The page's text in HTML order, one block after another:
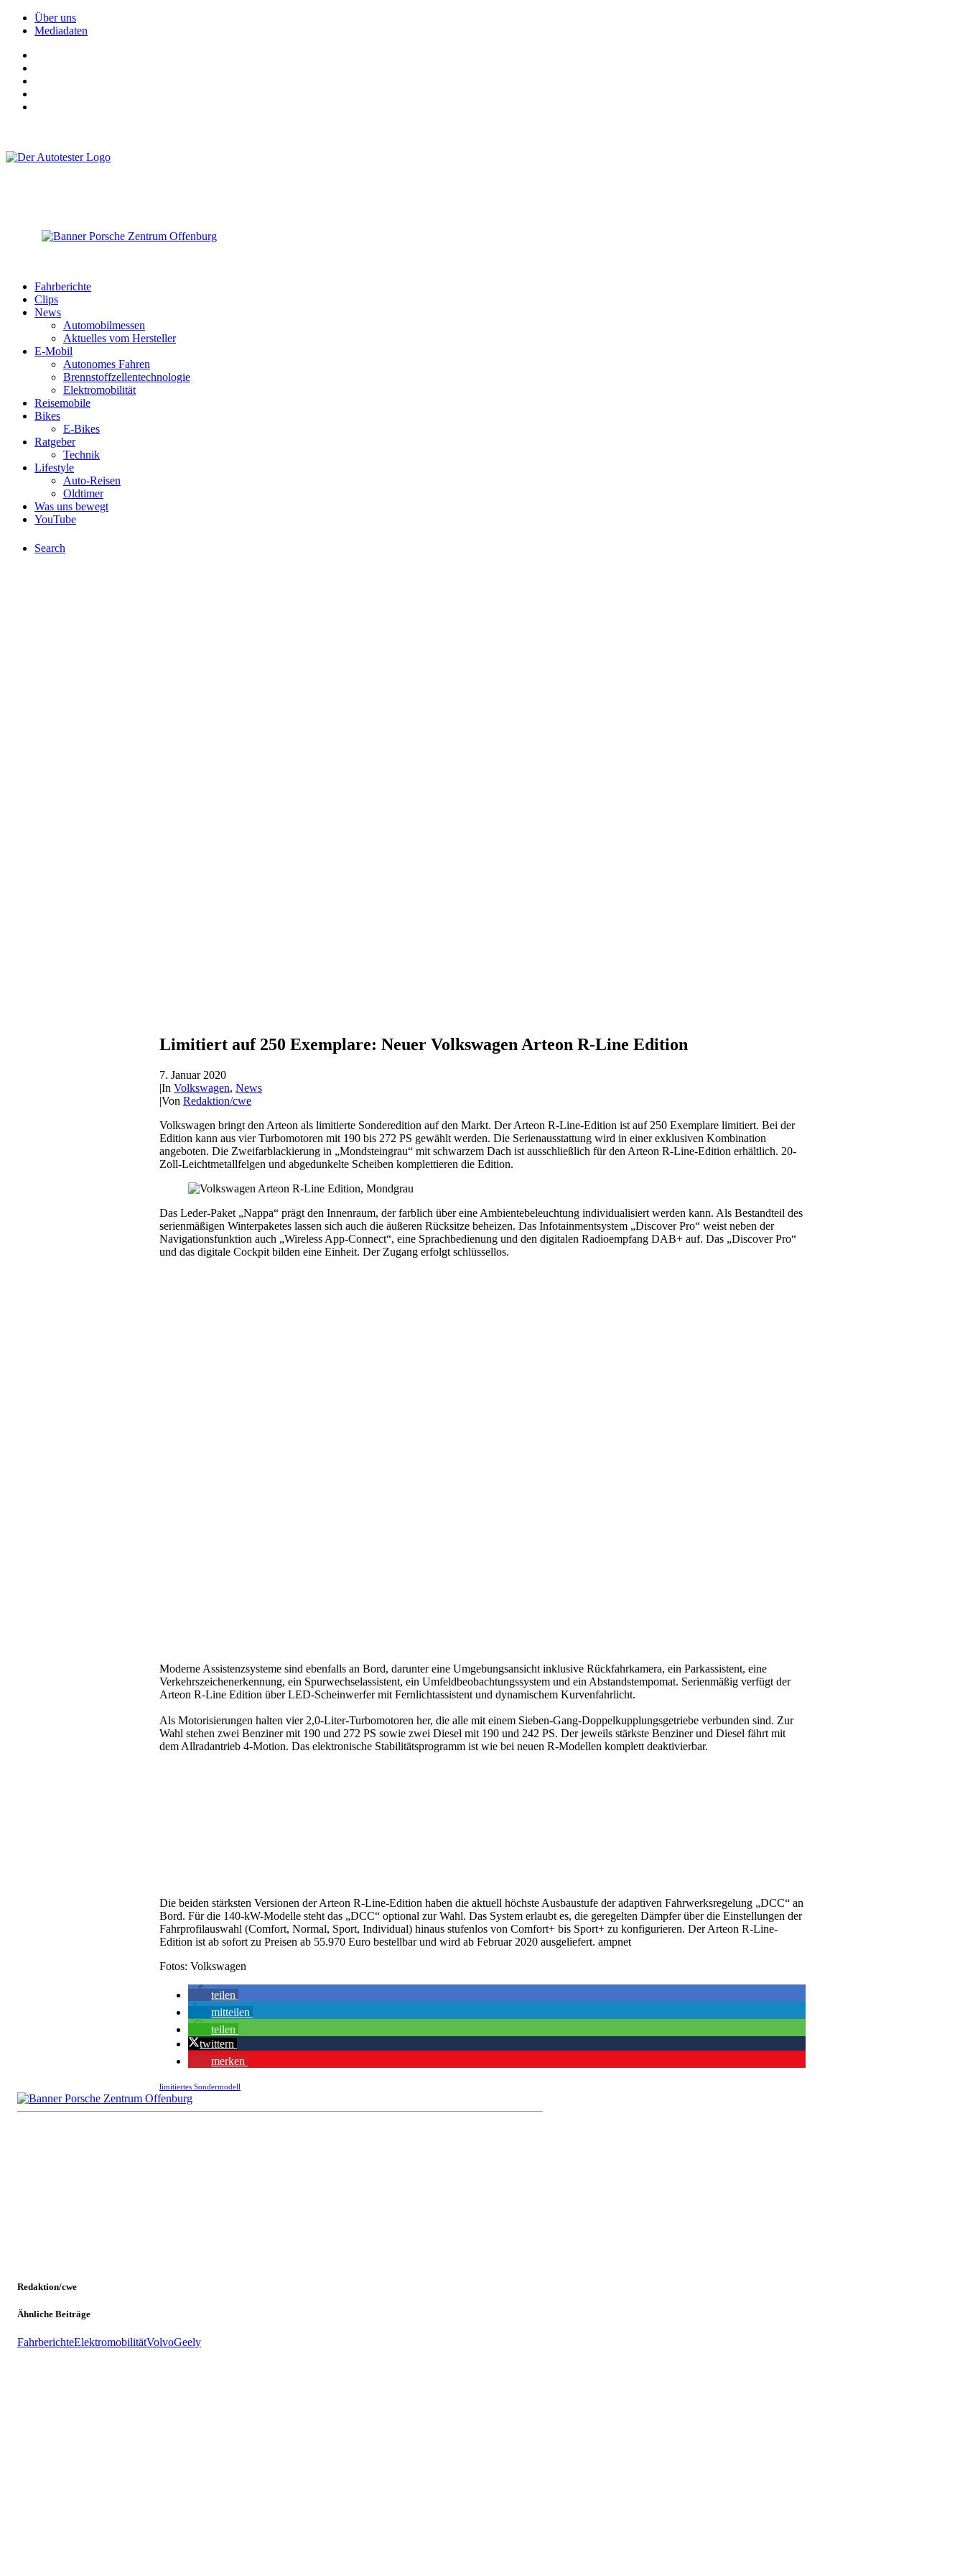
Über uns
Mediadaten
Fahrberichte
Clips
News
Automobilmessen
Aktuelles vom Hersteller
E-Mobil
Autonomes Fahren
Brennstoffzellentechnologie
Elektromobilität
Reisemobile
Bikes
E-Bikes
Ratgeber
Technik
Lifestyle
Auto-Reisen
Oldtimer
Was uns bewegt
YouTube
Search
Limitiert auf 250 Exemplare: Neuer Volkswagen Arteon R-Line Edition
7. Januar 2020
|In Volkswagen, News
|Von Redaktion/cwe
Volkswagen bringt den Arteon als limitierte Sonderedition auf den Markt. Der Arteon R-Line-Edition ist auf 250 Exemplare limitiert. Bei der
Edition kann aus vier Turbomotoren mit 190 bis 272 PS gewählt werden. Die Serienausstattung wird in einer exklusiven Kombination
angeboten. Die Zweifarblackierung in „Mondsteingrau“ mit schwarzem Dach ist ausschließlich für den Arteon R-Line-Edition erhältlich. 20-
Zoll-Leichtmetallfelgen und abgedunkelte Scheiben komplettieren die Edition.
Das Leder-Paket „Nappa“ prägt den Innenraum, der farblich über eine Ambientebeleuchtung individualisiert werden kann. Als Bestandteil des
serienmäßigen Winterpaketes lassen sich auch die äußeren Rücksitze beheizen. Das Infotainmentsystem „Discover Pro“ weist neben der
Navigationsfunktion auch „Wireless App-Connect“, eine Sprachbedienung und den digitalen Radioempfang DAB+ auf. Das „Discover Pro“
und das digitale Cockpit bilden eine Einheit. Der Zugang erfolgt schlüssellos.
Moderne Assistenzsysteme sind ebenfalls an Bord, darunter eine Umgebungsansicht inklusive Rückfahrkamera, ein Parkassistent, eine
Verkehrszeichenerkennung, ein Spurwechselassistent, ein Umfeldbeobachtungssystem und ein Abstandstempomat. Serienmäßig verfügt der
Arteon R-Line Edition über LED-Scheinwerfer mit Fernlichtassistent und dynamischem Kurvenfahrlicht.
Als Motorisierungen halten vier 2,0-Liter-Turbomotoren her, die alle mit einem Sieben-Gang-Doppelkupplungsgetriebe verbunden sind. Zur
Wahl stehen zwei Benziner mit 190 und 272 PS sowie zwei Diesel mit 190 und 242 PS. Der jeweils stärkste Benziner und Diesel fährt mit
dem Allradantrieb 4-Motion. Das elektronische Stabilitätsprogramm ist wie bei neuen R-Modellen komplett deaktivierbar.
Die beiden stärksten Versionen der Arteon R-Line-Edition haben die aktuell höchste Ausbaustufe der adaptiven Fahrwerksregelung „DCC“ an
Bord. Für die 140-kW-Modelle steht das „DCC“ optional zur Wahl. Das System erlaubt es, die geregelten Dämpfer über die Einstellungen der
Fahrprofilauswahl (Comfort, Normal, Sport, Individual) hinaus stufenlos von Comfort+ bis Sport+ zu konfigurieren. Der Arteon R-Line-
Edition ist ab sofort zu Preisen ab 55.970 Euro bestellbar und wird ab Februar 2020 ausgeliefert. ampnet
Fotos: Volkswagen
teilen
mitteilen
teilen
twittern
merken
limitiertes Sondermodell
Redaktion/cwe
Ähnliche Beiträge
FahrberichteElektromobilitätVolvoGeely